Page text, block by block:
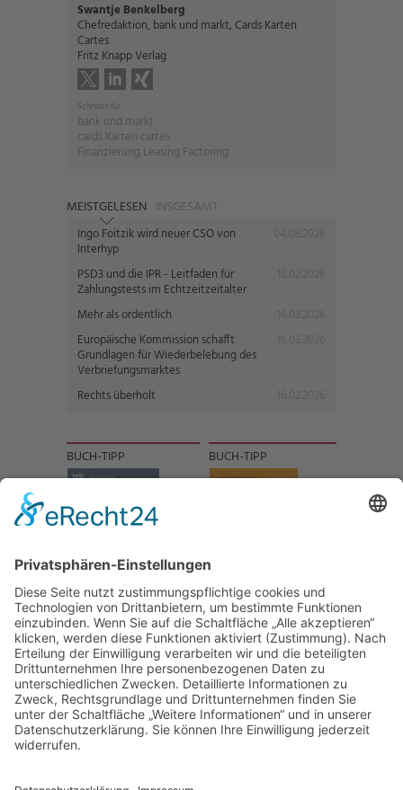
Swantje Benkelberg
Chefredaktion, bank und markt, Cards Karten
Cartes
Fritz Knapp Verlag
Schreibt für:
bank und markt
cards Karten cartes
Finanzierung Leasing Factoring
MEISTGELESEN INSGESAMT
Ingo Foitzik wird neuer CSO von
Interhyp
PSD3 und die IPR - Leitfaden für
Zahlungstests im Echtzeitzeitalter
Mehr als ordentlich
Europäische Kommission schafft
Grundlagen für Wiederbelebung des
Verbriefungsmarktes
Rechts überholt
BUCH-TIPP BUCH-TIPP